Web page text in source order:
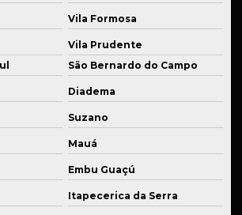
industrial
metálicas
paulo
Vila Formosa
Vila Prudente
São Bernardo do Campo
Diadema
Suzano
Mauá
Embu Guaçú
Itapecerica da Serra